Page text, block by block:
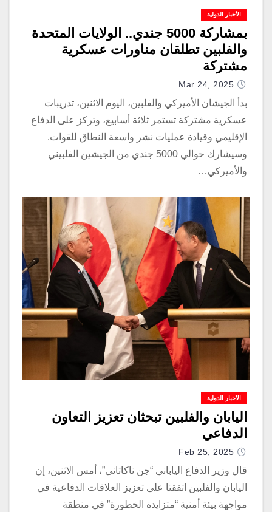
الأخبار الدولية
بمشاركة 5000 جندي.. الولايات المتحدة
والفلبين تطلقان مناورات عسكرية
مشتركة
Mar 24, 2025
بدأ الجيشان الأميركي والفلبين، اليوم الاثنين، تدريبات
عسكرية مشتركة تستمر ثلاثة أسابيع، وتركز على الدفاع
الإقليمي وقيادة عمليات نشر واسعة النطاق للقوات.
وسيشارك حوالي 5000 جندي من الجيشين الفلبيني
والأميركي…
الأخبار الدولية
اليابان والفلبين تبحثان تعزيز التعاون
الدفاعي
Feb 25, 2025
قال وزير الدفاع الياباني “جن ناكاتاني”، أمس الاثنين، إن
اليابان والفلبين اتفقتا على تعزيز العلاقات الدفاعية في
مواجهة بيئة أمنية “متزايدة الخطورة” في منطقة